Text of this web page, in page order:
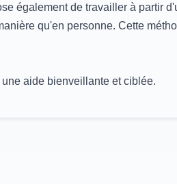
également de travailler à partir
qu'en personne. Cette
aide bienveillante et ciblée.